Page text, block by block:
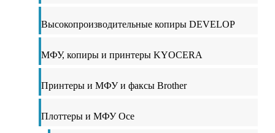
Высокопроизводительные копиры DEVELOP
МФУ, копиры и принтеры KYOCERA
Принтеры и МФУ и факсы Brother
Плоттеры и МФУ Oce